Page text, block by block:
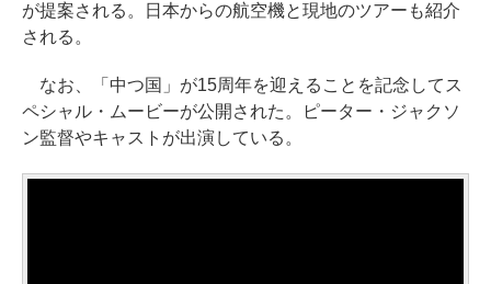
が提案される。日本からの航空機と現地のツアーも紹介
される。
なお、「中つ国」が15周年を迎えることを記念してス
ペシャル・ムービーが公開された。ピーター・ジャクソ
ン監督やキャストが出演している。